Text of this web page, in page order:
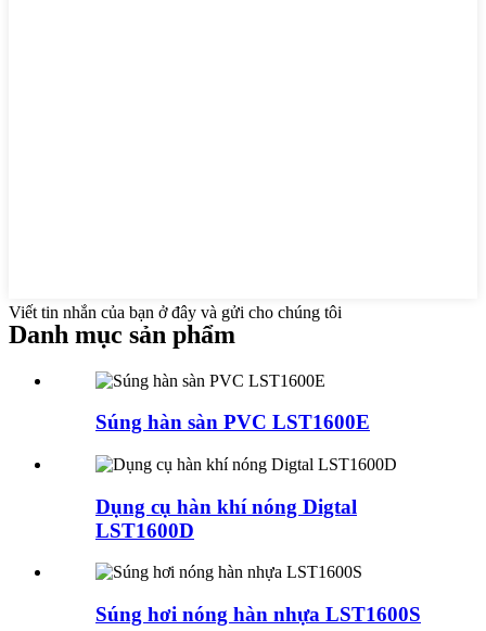
Viết tin nhắn của bạn ở đây và gửi cho chúng tôi
Danh mục sản phẩm
Súng hàn sàn PVC LST1600E
Dụng cụ hàn khí nóng Digtal
LST1600D
Súng hơi nóng hàn nhựa LST1600S